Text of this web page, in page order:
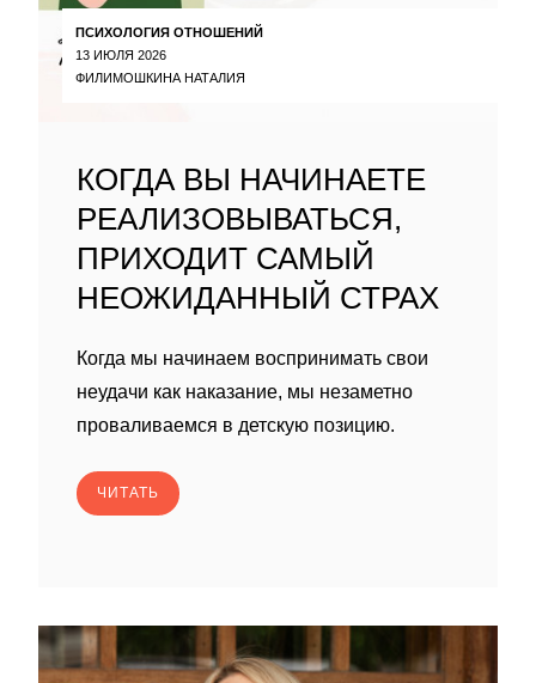
ПСИХОЛОГИЯ ОТНОШЕНИЙ
13 ИЮЛЯ 2026
ФИЛИМОШКИНА НАТАЛИЯ
КОГДА ВЫ НАЧИНАЕТЕ
РЕАЛИЗОВЫВАТЬСЯ,
ПРИХОДИТ САМЫЙ
НЕОЖИДАННЫЙ СТРАХ
Когда мы начинаем воспринимать свои
неудачи как наказание, мы незаметно
проваливаемся в детскую позицию.
ЧИТАТЬ